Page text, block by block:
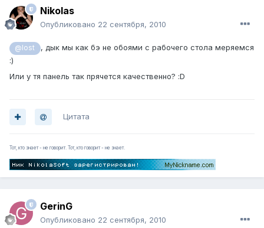
Nikolas
Опубликовано 22 сентября, 2010
@lost
, дык мы как бэ не обоями с рабочего стола меряемся
:)
Или у тя панель так прячется качественно? :D
Цитата
Тот, кто знает - не говорит. Тот, кто говорит - не знает.
GerinG
Опубликовано 22 сентября, 2010